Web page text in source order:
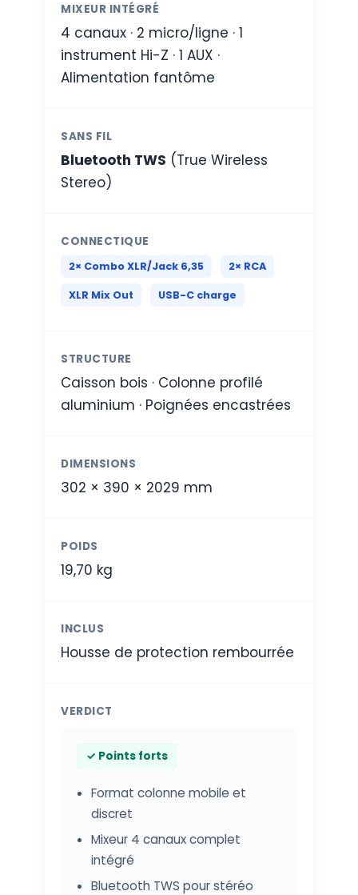
MIXEUR INTÉGRÉ
4 canaux · 2 micro/ligne · 1
instrument Hi-Z · 1 AUX ·
Alimentation fantôme
SANS FIL
Bluetooth TWS (True Wireless
Stereo)
CONNECTIQUE
2× Combo XLR/Jack 6,35 2× RCA
XLR Mix Out USB-C charge
STRUCTURE
Caisson bois · Colonne profilé
aluminium · Poignées encastrées
DIMENSIONS
302 × 390 × 2029 mm
POIDS
19,70 kg
INCLUS
Housse de protection rembourrée
VERDICT
✓ Points forts
Format colonne mobile et
discret
Mixeur 4 canaux complet
intégré
Bluetooth TWS pour stéréo